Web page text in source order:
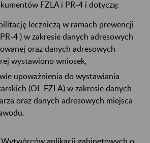
FZLA i PR-4 i dotyczą:
leczniczą w ramach prewencji
4 ) w zakresie danych adresowych
oraz danych adresowych
wystawiono wniosek,
upoważnienia do wystawiania
(OL-FZLA) w zakresie danych
oraz danych adresowych miejsca
aplikacji gabinetowych o